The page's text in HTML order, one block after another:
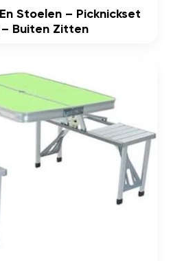
Stoelen – Picknickset
Buiten Zitten